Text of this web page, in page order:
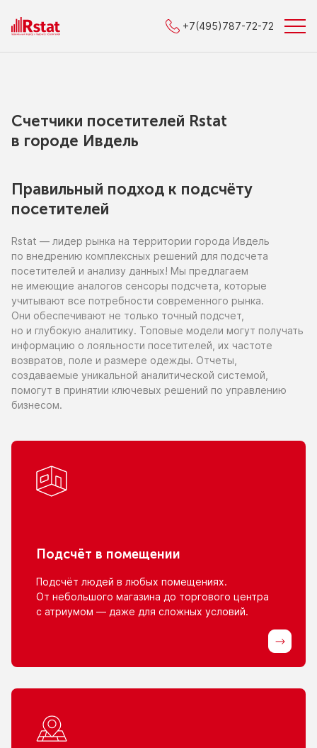
+7(495)787-72-72
Счетчики посетителей Rstat
в городe Ивдель
Правильный подход к подсчёту
посетителей
Rstat — лидер рынка на территории города Ивдель
по внедрению комплексных решений для подсчета
посетителей и анализу данных! Мы предлагаем
не имеющие аналогов сенсоры подсчета, которые
учитывают все потребности современного рынка.
Они обеспечивают не только точный подсчет,
но и глубокую аналитику. Топовые модели могут получать
информацию о лояльности посетителей, их частоте
возвратов, поле и размере одежды. Отчеты,
создаваемые уникальной аналитической системой,
помогут в принятии ключевых решений по управлению
бизнесом.
Подсчёт в помещении
Подсчёт людей в любых помещениях.
От небольшого магазина до торгового центра
с атриумом — даже для сложных условий.